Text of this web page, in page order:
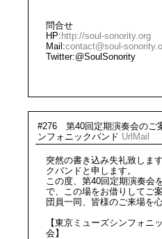
問合せ
HP: http://soul-sonority.org
Mail:contact@soul-
Twitter:@SoulSonority
#276 第40回定期演奏会の
ンフォニックバンド Url Mail
突然の書き込み失礼致しま
クバンドと申します。
この度、第40回定期演奏会
で、この場をお借りしてご
団員一同、皆様のご来場を
【東京ミューズシンフォ
会】